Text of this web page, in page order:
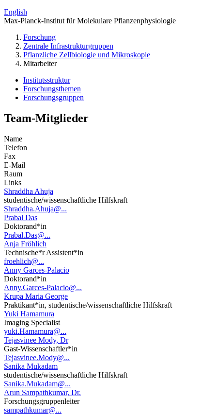
English
Max-Planck-Institut für Molekulare Pflanzenphysiologie
Forschung
Zentrale Infrastrukturgruppen
Pflanzliche Zellbiologie und Mikroskopie
Mitarbeiter
Institutsstruktur
Forschungsthemen
Forschungsgruppen
Team-Mitglieder
Name
Telefon
Fax
E-Mail
Raum
Links
Shraddha Ahuja
studentische/wissenschaftliche Hilfskraft
Shraddha.Ahuja@...
Prabal Das
Doktorand*in
Prabal.Das@...
Anja Fröhlich
Technische*r Assistent*in
froehlich@...
Anny Garces-Palacio
Doktorand*in
Anny.Garces-Palacio@...
Krupa Maria George
Praktikant*in, studentische/wissenschaftliche Hilfskraft
Yuki Hamamura
Imaging Specialist
yuki.Hamamura@...
Tejasvinee Mody, Dr
Gast-Wissenschaftler*in
Tejasvinee.Mody@...
Sanika Mukadam
studentische/wissenschaftliche Hilfskraft
Sanika.Mukadam@...
Arun Sampathkumar, Dr.
Forschungsgruppenleiter
sampathkumar@...